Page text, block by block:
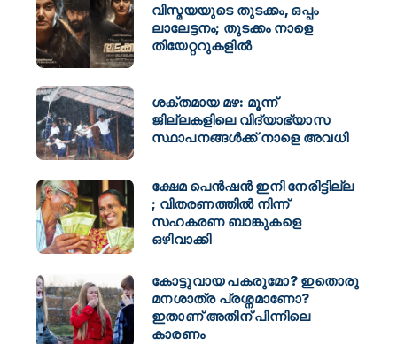
വിസ്മയയുടെ തുടക്കം, ഒപ്പം
ലാലേട്ടനം; തുടക്കം നാളെ
തിയേറ്ററുകളിൽ
ശക്തമായ മഴ: മൂന്ന്
ജില്ലകളിലെ വിദ്യാഭ്യാസ
സ്ഥാപനങ്ങള്‍ക്ക് നാളെ അവധി
ക്ഷേമ പെൻഷൻ ഇനി നേരിട്ടില്ല
; വിതരണത്തിൽ നിന്ന്
സഹകരണ ബാങ്കുകളെ
ഒഴിവാക്കി
കോട്ടുവായ പകരുമോ? ഇതൊരു
മനശാത്ര പ്രശ്നമാണോ?
ഇതാണ് അതിന് പിന്നിലെ
കാരണം